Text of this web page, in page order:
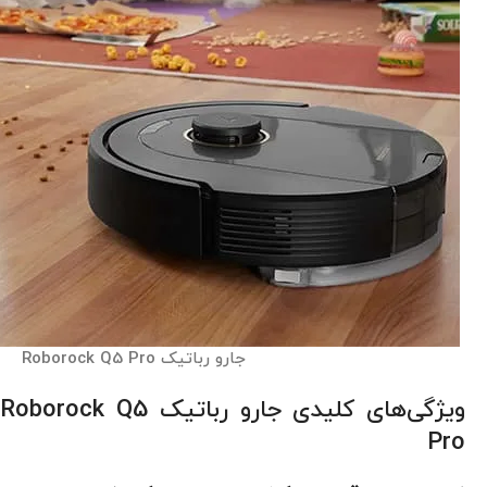
جارو رباتیک Roborock Q5 Pro
ویژگی‌های کلیدی جارو رباتیک Roborock Q5
Pro